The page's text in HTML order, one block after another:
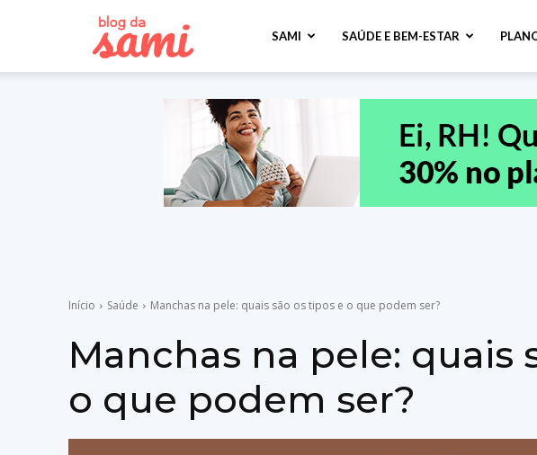
Saúde
SAMI SAÚDE E BEM-ESTAR
Início Saúde Manchas na pele: quais são os tipos e o que podem ser?
Manchas na pele: quais
o que podem ser?